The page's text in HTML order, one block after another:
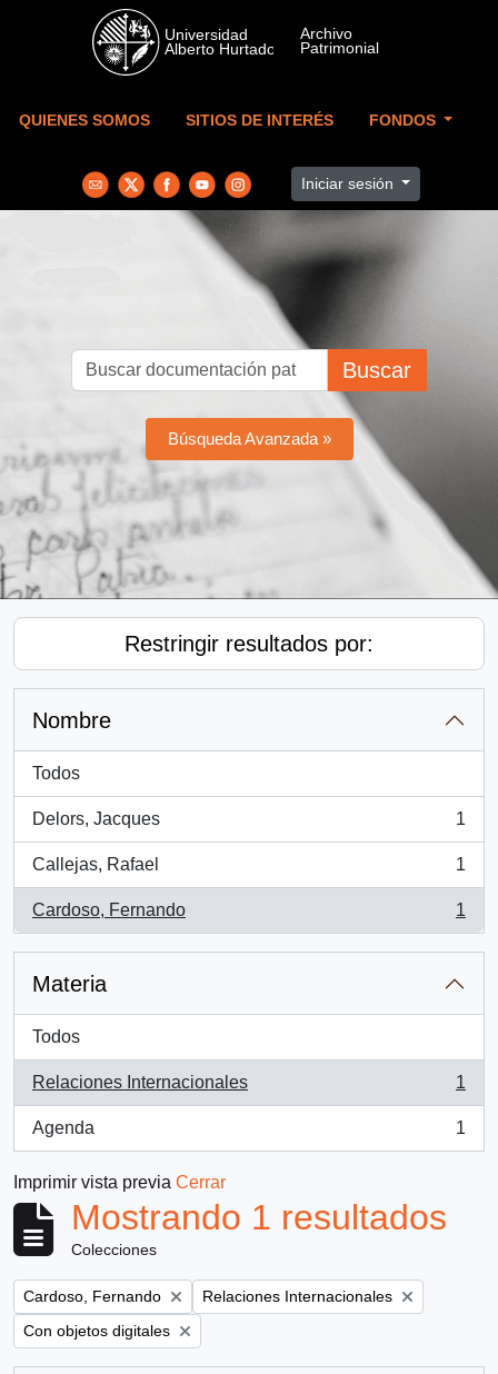
Skip to main content
QUIENES SOMOS SITIOS DE INTERÉS FONDOS
Iniciar sesión
Buscar
Búsqueda Avanzada »
Restringir resultados por:
Nombre
Todos
Delors, Jacques
, 1 resultados
1
Callejas, Rafael
, 1 resultados
1
Cardoso, Fernando
, 1 resultados
1
Materia
Todos
Relaciones Internacionales
, 1 resultados
1
Agenda
, 1 resultados
1
Imprimir vista previa Cerrar
Mostrando 1 resultados
Colecciones
Remove filter:
Cardoso, Fernando Remove filter:
Relaciones Internacionales
Remove filter:
Con objetos digitales